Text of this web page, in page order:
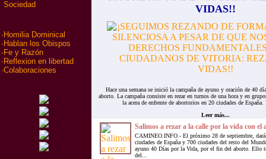
Sociedad
· Homilia Dominical
· Hablan los Obispos
· Fe y Razón
· Reflexion en libertad
·Colaboraciones
VIDAS!!
Hace una semana se inició la campaña de ayuno y oración de 40
aborto. La campaña consiste en rezar en turnos de una hora y en
la acera de enfrente de abortorios en 20 ciudades de
Leer más...
Salimos a rezar a la calle por la vida con el
CAMINEO.INFO.- El próximo 28 de septiembre,
ciudades de España y 700 ciudades del resto del
ayuno 40 Días por la Vida, por el fin del aborto. Ello
del...